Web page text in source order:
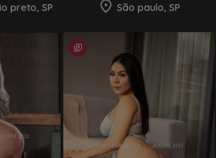
preto, SP São paulo, SP